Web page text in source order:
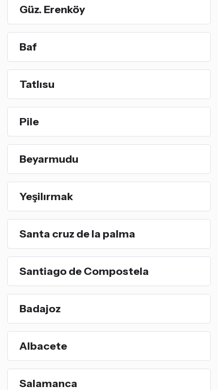
Güz. Erenköy
Baf
Tatlısu
Pile
Beyarmudu
Yeşilırmak
Santa cruz de la palma
Santiago de Compostela
Badajoz
Albacete
Salamanca